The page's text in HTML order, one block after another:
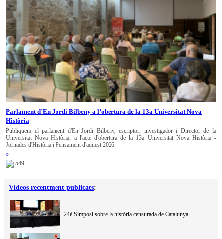
Parlament d’En Jordi Bilbeny a l’obertura de la 13a Universitat Nova
Història
Publiquem el parlament d'En Jordi Bilbeny, escriptor, investigador i Director de la
Universitat Nova Història; a l'acte d'obertura de la 13a Universitat Nova Història -
Jornades d'Història i Pensament d'aquest 2026.
»
549
Vídeos recentment publicats:
24è Simposi sobre la història censurada de Catalunya